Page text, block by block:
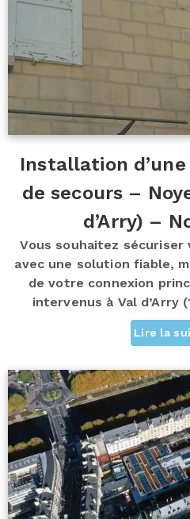
Installation
de secours –
d’Arry) –
Vous souhaitez
avec une solution fiable,
de votre connexion
intervenus à Val d’Arry
Lire la